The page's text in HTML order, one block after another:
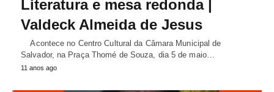
Literatura e mesa redonda |
Valdeck Almeida de Jesus
Acontece no Centro Cultural da Câmara Municipal de
Salvador, na Praça Thomé de Souza, dia 5 de maio…
11 anos ago